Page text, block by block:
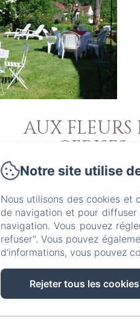
AUX FLEURS
CERISES
1 rue de La Mairie
Le Plessis Luzarches, 95270,
0609404053
Notre site utilise
Nous utilisons des cookies
de navigation et pour
navigation. Vous pouvez
refuser". Vous pouvez
d'informations, vous pouvez
Rejeter tous les cookies